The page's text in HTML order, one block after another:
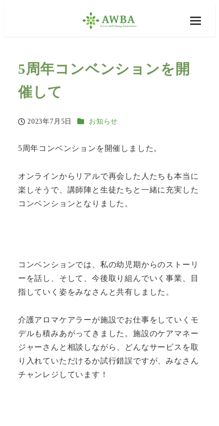
5周年コンベンションを開
催して
投稿日
2023年7月5日 カテゴリー
お知らせ
5周年コンベンションを開催しました。
オンラインからリアルで再会した人たちも本当に
楽しそうで、講師陣と生徒たちと一緒に充実した
コンベンションとなりました。
コンベンションでは、私の幼児期からのストーリ
ーを話し、そして、今後取り組んでいく事業、目
指していく姿をみなさんと共有しました。
介護アロマケアラーが施設でお仕事をしていくモ
デルも積みあがってきました。施設のケアマネー
ジャーさんと相談しながら、どんなサービスを取
り入れていただけるか試行錯誤ですが、みなさん
チャンレジしています！